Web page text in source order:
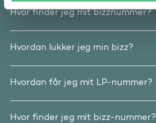
Hvor finder jeg mit bizznummer?
Hvordan lukker jeg min bizz?
Hvordan får jeg mit LP-nummer?
Hvor finder jeg mit bizz-nummer?